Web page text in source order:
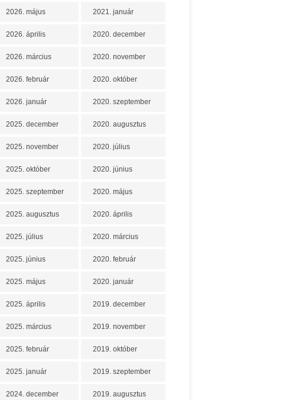
2026. május
2026. április
2026. március
2026. február
2026. január
2025. december
2025. november
2025. október
2025. szeptember
2025. augusztus
2025. július
2025. június
2025. május
2025. április
2025. március
2025. február
2025. január
2024. december
2021. január
2020. december
2020. november
2020. október
2020. szeptember
2020. augusztus
2020. július
2020. június
2020. május
2020. április
2020. március
2020. február
2020. január
2019. december
2019. november
2019. október
2019. szeptember
2019. augusztus